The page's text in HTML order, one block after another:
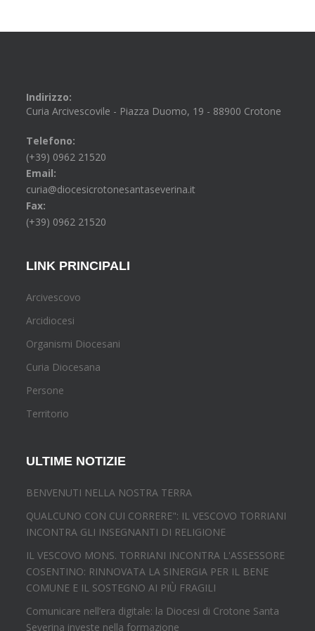
Indirizzo:
Curia Arcivescovile - Piazza Duomo, 19 - 88900 Crotone
Telefono:
(+39) 0962 21520
Email:
curia@diocesicrotonesantaseverina.it
Fax:
(+39) 0962 21520
LINK PRINCIPALI
Arcivescovo
Arcidiocesi
Organismi Diocesani
Curia Diocesana
Persone
Territorio
ULTIME NOTIZIE
BENVENUTI NELLA NOSTRA TERRA
QUALCUNO CON CUI CORRERE": IL VESCOVO TORRIANI
INCONTRA GLI INSEGNANTI DI RELIGIONE
IL VESCOVO MONS. TORRIANI INCONTRA L'ASSESSORE
COSENTINO: RINNOVATA LA SINERGIA PER IL BENE
COMUNE E IL SOSTEGNO AI PIÙ FRAGILI
Comunicare nell’era digitale: la Diocesi di Crotone Santa
Severina investe nella formazione